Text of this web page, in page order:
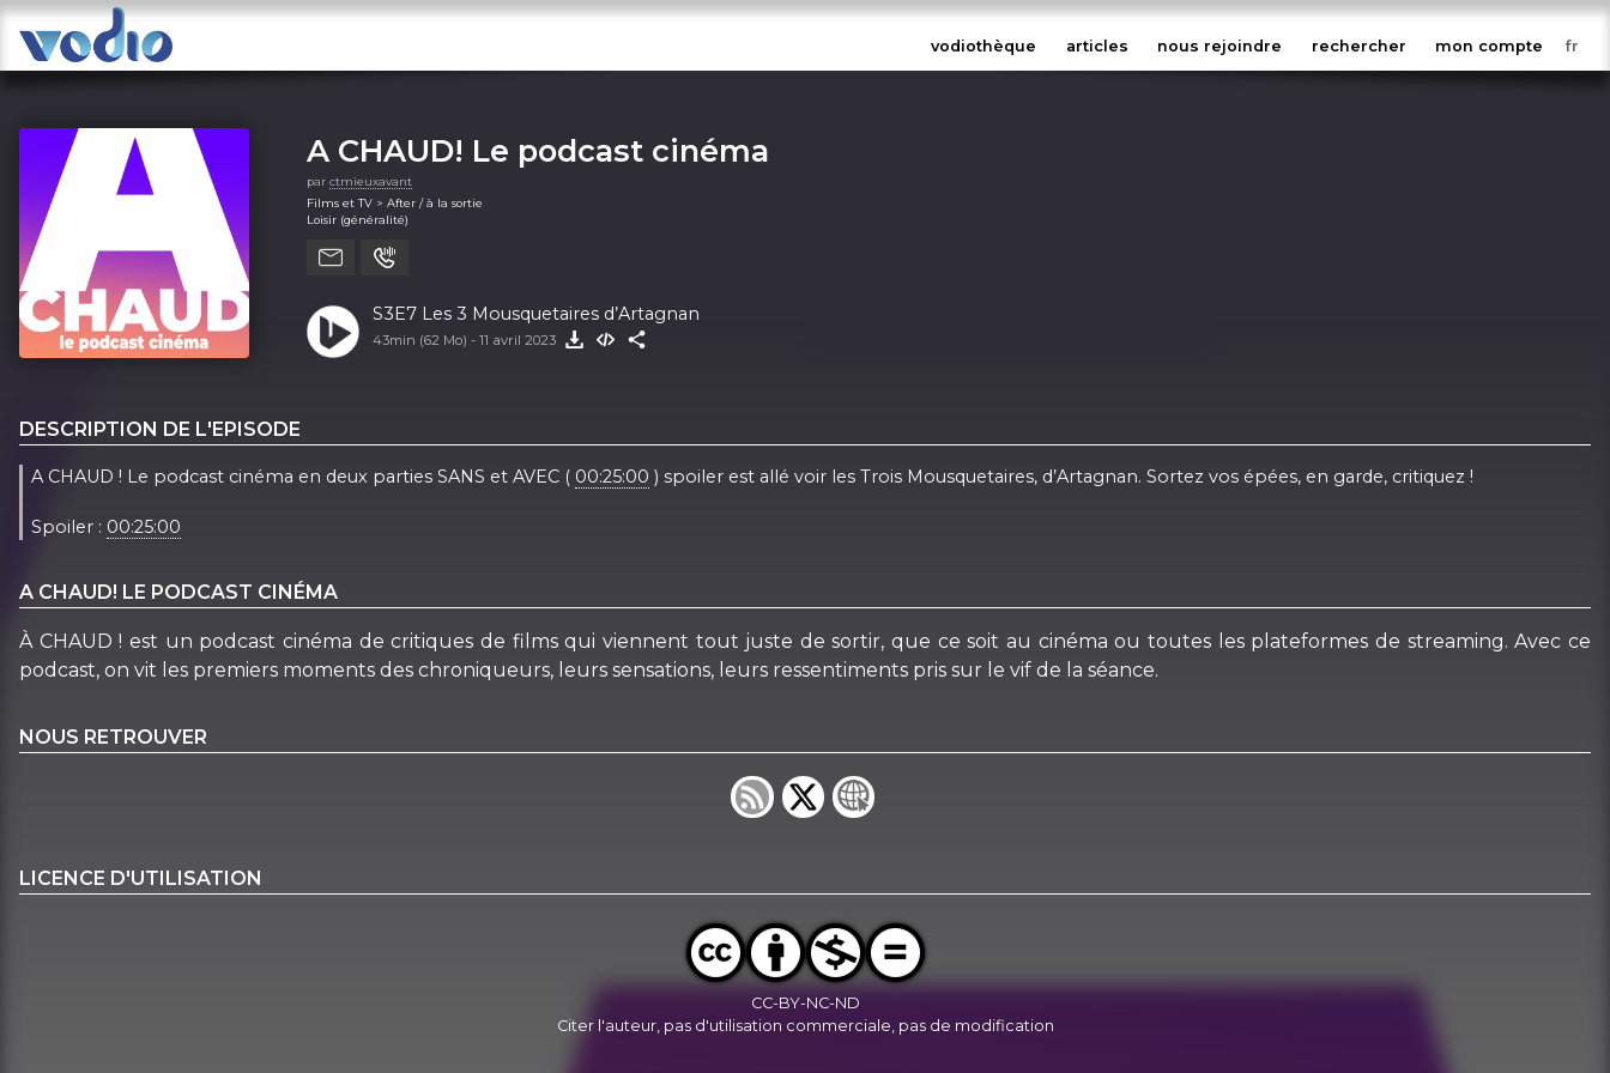
vodiothèque articles nous rejoindre rechercher mon compte
A CHAUD! Le podcast cinéma
par ctmieuxavant
Films et TV > After / à la sortie
Loisir (généralité)
S3E7 Les 3 Mousquetaires d’Artagnan
43min (62 Mo) - 11 avril 2023
DESCRIPTION DE L'EPISODE
A CHAUD ! Le podcast cinéma en deux parties SANS et AVEC ( 00:25:00 ) spoiler est allé voir les Trois Mousquetaires, d’Artagnan. Sortez vos épées, en garde, critiquez !
Spoiler : 00:25:00
A CHAUD! LE PODCAST CINÉMA
À CHAUD ! est un podcast cinéma de critiques de films qui viennent tout juste de sortir, que ce soit au cinéma ou toutes les plateformes de streaming. Avec ce
podcast, on vit les premiers moments des chroniqueurs, leurs sensations, leurs ressentiments pris sur le vif de la séance.
NOUS RETROUVER
LICENCE D'UTILISATION
CC-BY-NC-ND
Citer l'auteur, pas d'utilisation commerciale, pas de modification